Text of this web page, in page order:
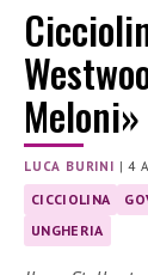
Meloni»
LUCA BURINI |4
CICCIOLINA
UNGHERIA